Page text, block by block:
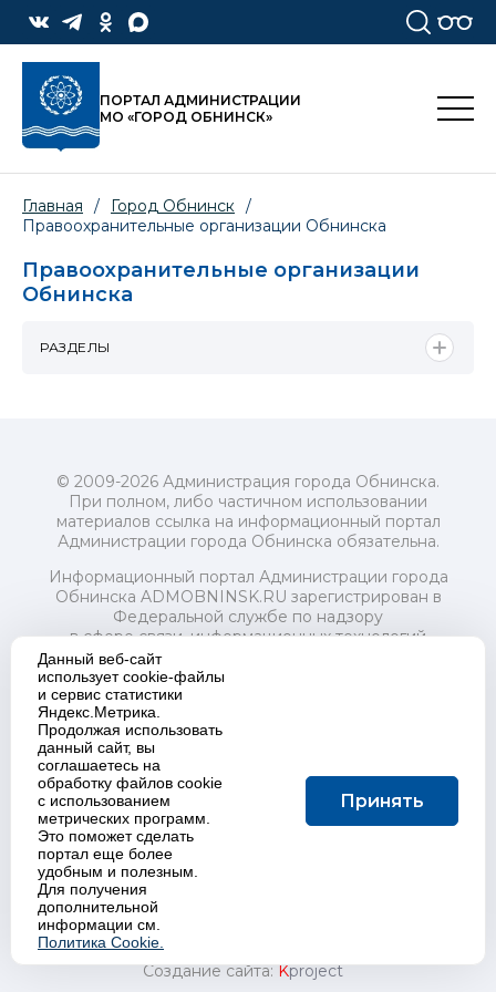
ПОРТАЛ АДМИНИСТРАЦИИ
МО «ГОРОД ОБНИНСК»
Главная / Город Обнинск /
Правоохранительные организации Обнинска
Правоохранительные организации
Обнинска
РАЗДЕЛЫ
© 2009-2026 Администрация города Обнинска.
При полном, либо частичном использовании
материалов ссылка на информационный портал
Администрации города Обнинска обязательна.
Информационный портал Администрации города
Обнинска ADMOBNINSK.RU зарегистрирован в
Федеральной службе по надзору
в сфере связи, информационных технологий
и массовых коммуникаций (Роскомнадзор) 24 июля
2018 года.
Свидетельство о регистрации Эл № ФС77-73321
Учредитель: Администрация (исполнительно-
распорядительный орган) городского округа "Город
Обнинск". Главный редактор: Байкова Е.А.
Адрес электронной почты Редакции:
redactor@admobninsk.ru
Телефон Редакции: +7 (484) 395-85-85
Настоящий ресурс содержит материалы 18+
Политика в отношении обработки персональных
Создание сайта:Kproject
Данный веб-сайт
использует cookie-файлы
и сервис статистики
Яндекс.Метрика.
Продолжая использовать
данный сайт, вы
соглашаетесь на
обработку файлов cookie
с использованием
метрических программ.
Это поможет сделать
портал еще более
удобным и полезным.
Для получения
дополнительной
информации см.
Политика Cookie.
Принять